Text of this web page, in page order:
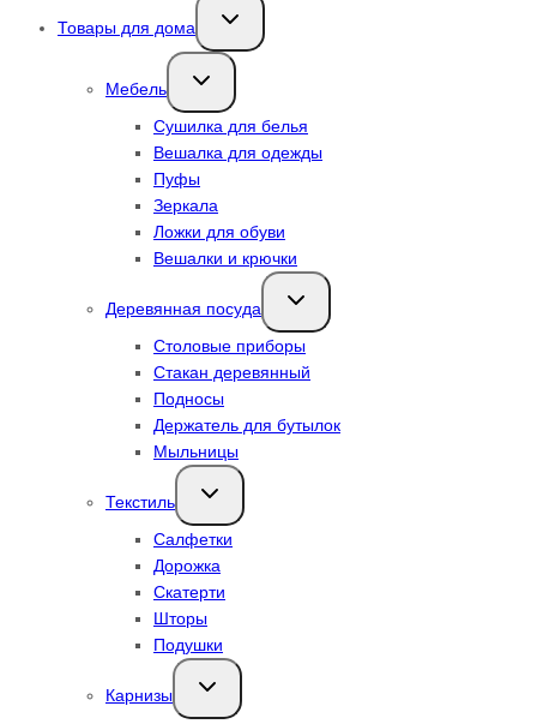
Товары для дома
Переключить
дочернее
Мебель
Переключить
дочернее
Сушилка для белья
Вешалка для одежды
Пуфы
Зеркала
Ложки для обуви
Вешалки и крючки
Деревянная посуда
Переключить
дочернее
Столовые приборы
Стакан деревянный
Подносы
Держатель для бутылок
Мыльницы
Текстиль
Переключить
дочернее
Салфетки
Дорожка
Скатерти
Шторы
Подушки
Карнизы
Переключить
дочернее